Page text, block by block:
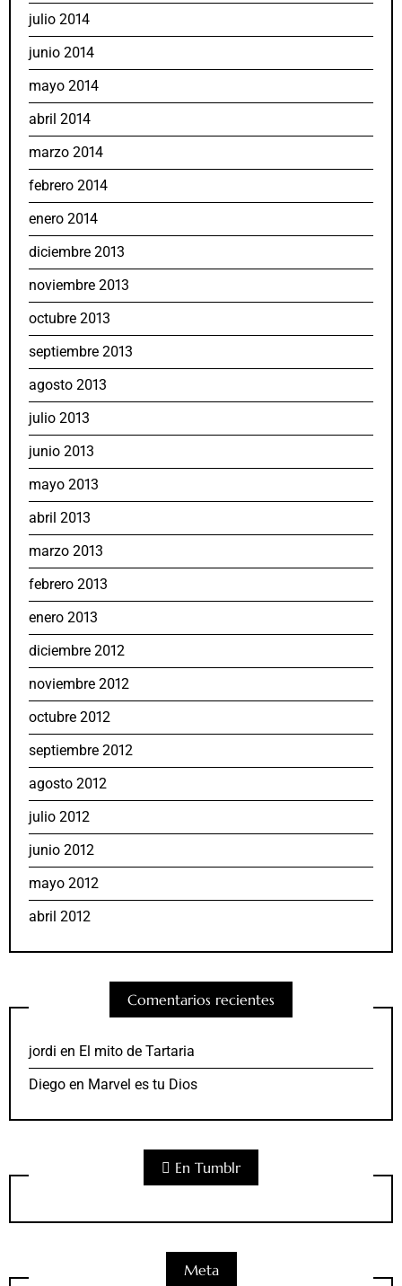
julio 2014
junio 2014
mayo 2014
abril 2014
marzo 2014
febrero 2014
enero 2014
diciembre 2013
noviembre 2013
octubre 2013
septiembre 2013
agosto 2013
julio 2013
junio 2013
mayo 2013
abril 2013
marzo 2013
febrero 2013
enero 2013
diciembre 2012
noviembre 2012
octubre 2012
septiembre 2012
agosto 2012
julio 2012
junio 2012
mayo 2012
abril 2012
Comentarios recientes
jordi en El mito de Tartaria
Diego en Marvel es tu Dios
En Tumblr
Meta